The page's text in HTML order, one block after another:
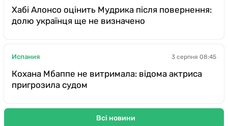
Хабі Алонсо оцінить Мудрика після повернення:
долю українця ще не визначено
Испания 3 серпня 08:45
Кохана Мбаппе не витримала: відома актриса
пригрозила судом
Всі новини